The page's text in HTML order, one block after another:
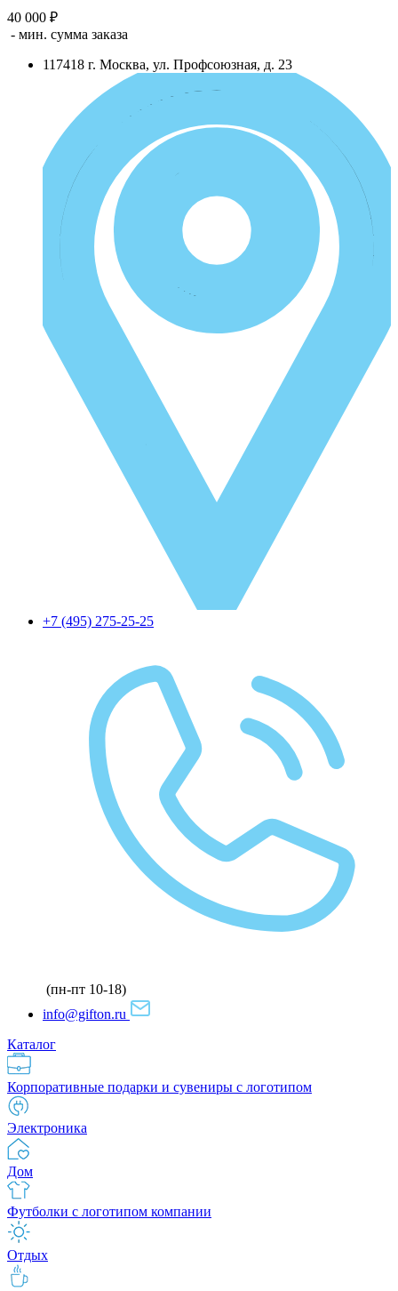
40 000 ₽
- мин. сумма заказа
117418 г. Москва, ул. Профсоюзная, д. 23
+7 (495) 275-25-25
(пн-пт 10-18)
info@gifton.ru
Каталог
Корпоративные подарки и сувениры с логотипом
Электроника
Дом
Футболки с логотипом компании
Отдых